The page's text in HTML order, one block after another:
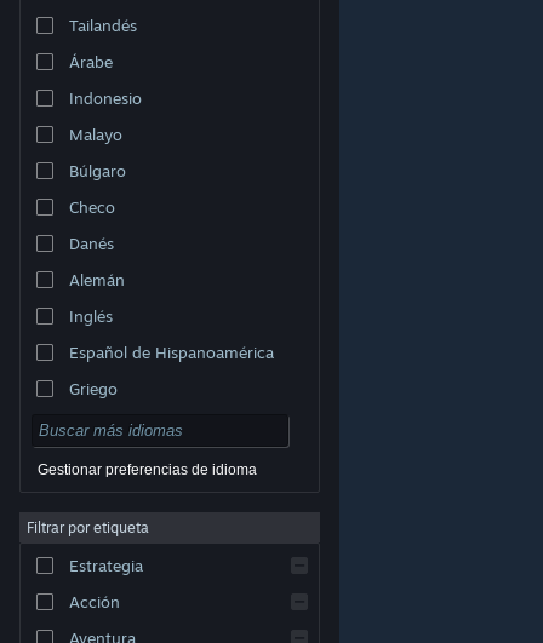
Ver versión clásica
© Valve Corporation. Todos los derechos reservados.
respectivos dueños en EE. UU. y otros países.
Acuerdo de Suscriptor a Steam
Cookies
Tailandés
Árabe
Indonesio
Malayo
Búlgaro
Checo
Danés
Alemán
Inglés
Español de Hispanoamérica
Griego
Gestionar preferencias de idioma
Filtrar por etiqueta
Estrategia
Acción
Aventura